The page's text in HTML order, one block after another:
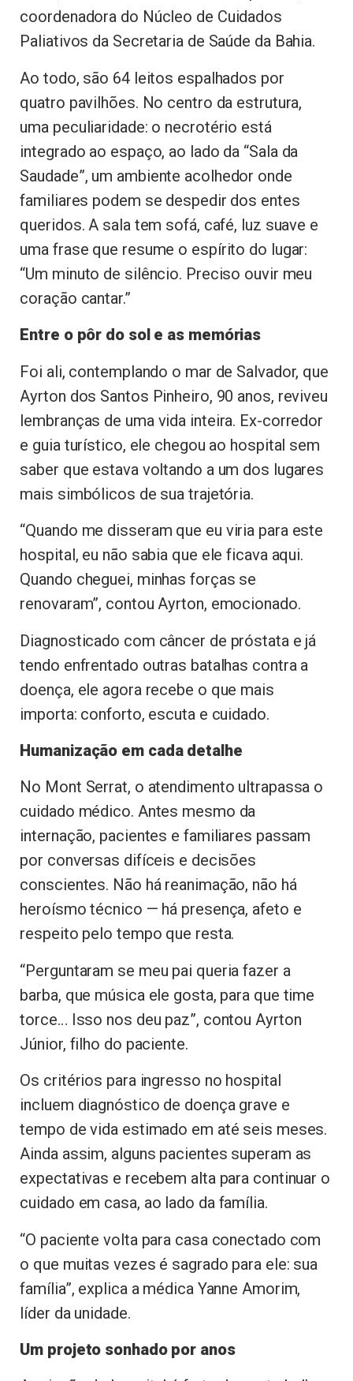
coordenadora do Núcleo de Cuidados
Paliativos da Secretaria de Saúde da Bahia.
Ao todo, são 64 leitos espalhados por
quatro pavilhões. No centro da estrutura,
uma peculiaridade: o necrotério está
integrado ao espaço, ao lado da “Sala da
Saudade”, um ambiente acolhedor onde
familiares podem se despedir dos entes
queridos. A sala tem sofá, café, luz suave e
uma frase que resume o espírito do lugar:
“Um minuto de silêncio. Preciso ouvir meu
coração cantar.”
Entre o pôr do sol e as memórias
Foi ali, contemplando o mar de Salvador, que
Ayrton dos Santos Pinheiro, 90 anos, reviveu
lembranças de uma vida inteira. Ex-corredor
e guia turístico, ele chegou ao hospital sem
saber que estava voltando a um dos lugares
mais simbólicos de sua trajetória.
“Quando me disseram que eu viria para este
hospital, eu não sabia que ele ficava aqui.
Quando cheguei, minhas forças se
renovaram”, contou Ayrton, emocionado.
Diagnosticado com câncer de próstata e já
tendo enfrentado outras batalhas contra a
doença, ele agora recebe o que mais
importa: conforto, escuta e cuidado.
Humanização em cada detalhe
No Mont Serrat, o atendimento ultrapassa o
cuidado médico. Antes mesmo da
internação, pacientes e familiares passam
por conversas difíceis e decisões
conscientes. Não há reanimação, não há
heroísmo técnico — há presença, afeto e
respeito pelo tempo que resta.
“Perguntaram se meu pai queria fazer a
barba, que música ele gosta, para que time
torce… Isso nos deu paz”, contou Ayrton
Júnior, filho do paciente.
Os critérios para ingresso no hospital
incluem diagnóstico de doença grave e
tempo de vida estimado em até seis meses.
Ainda assim, alguns pacientes superam as
expectativas e recebem alta para continuar o
cuidado em casa, ao lado da família.
“O paciente volta para casa conectado com
o que muitas vezes é sagrado para ele: sua
família”, explica a médica Yanne Amorim,
líder da unidade.
Um projeto sonhado por anos